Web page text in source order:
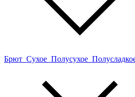
Брют Сухое Полусухое